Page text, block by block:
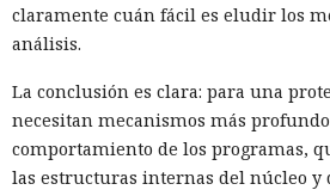
claramente cuán fácil es eludir los
análisis.
La conclusión es clara: para una
necesitan mecanismos más
comportamiento de los programas,
las estructuras internas del núcleo y